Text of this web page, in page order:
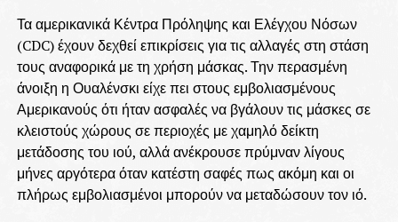
Τα αμερικανικά Κέντρα Πρόληψης και Ελέγχου Νόσων
(CDC) έχουν δεχθεί επικρίσεις για τις αλλαγές στη στάση
τους αναφορικά με τη χρήση μάσκας. Την περασμένη
άνοιξη η Ουαλένσκι είχε πει στους εμβολιασμένους
Αμερικανούς ότι ήταν ασφαλές να βγάλουν τις μάσκες σε
κλειστούς χώρους σε περιοχές με χαμηλό δείκτη
μετάδοσης του ιού, αλλά ανέκρουσε πρύμναν λίγους
μήνες αργότερα όταν κατέστη σαφές πως ακόμη και οι
πλήρως εμβολιασμένοι μπορούν να μεταδώσουν τον ιό.